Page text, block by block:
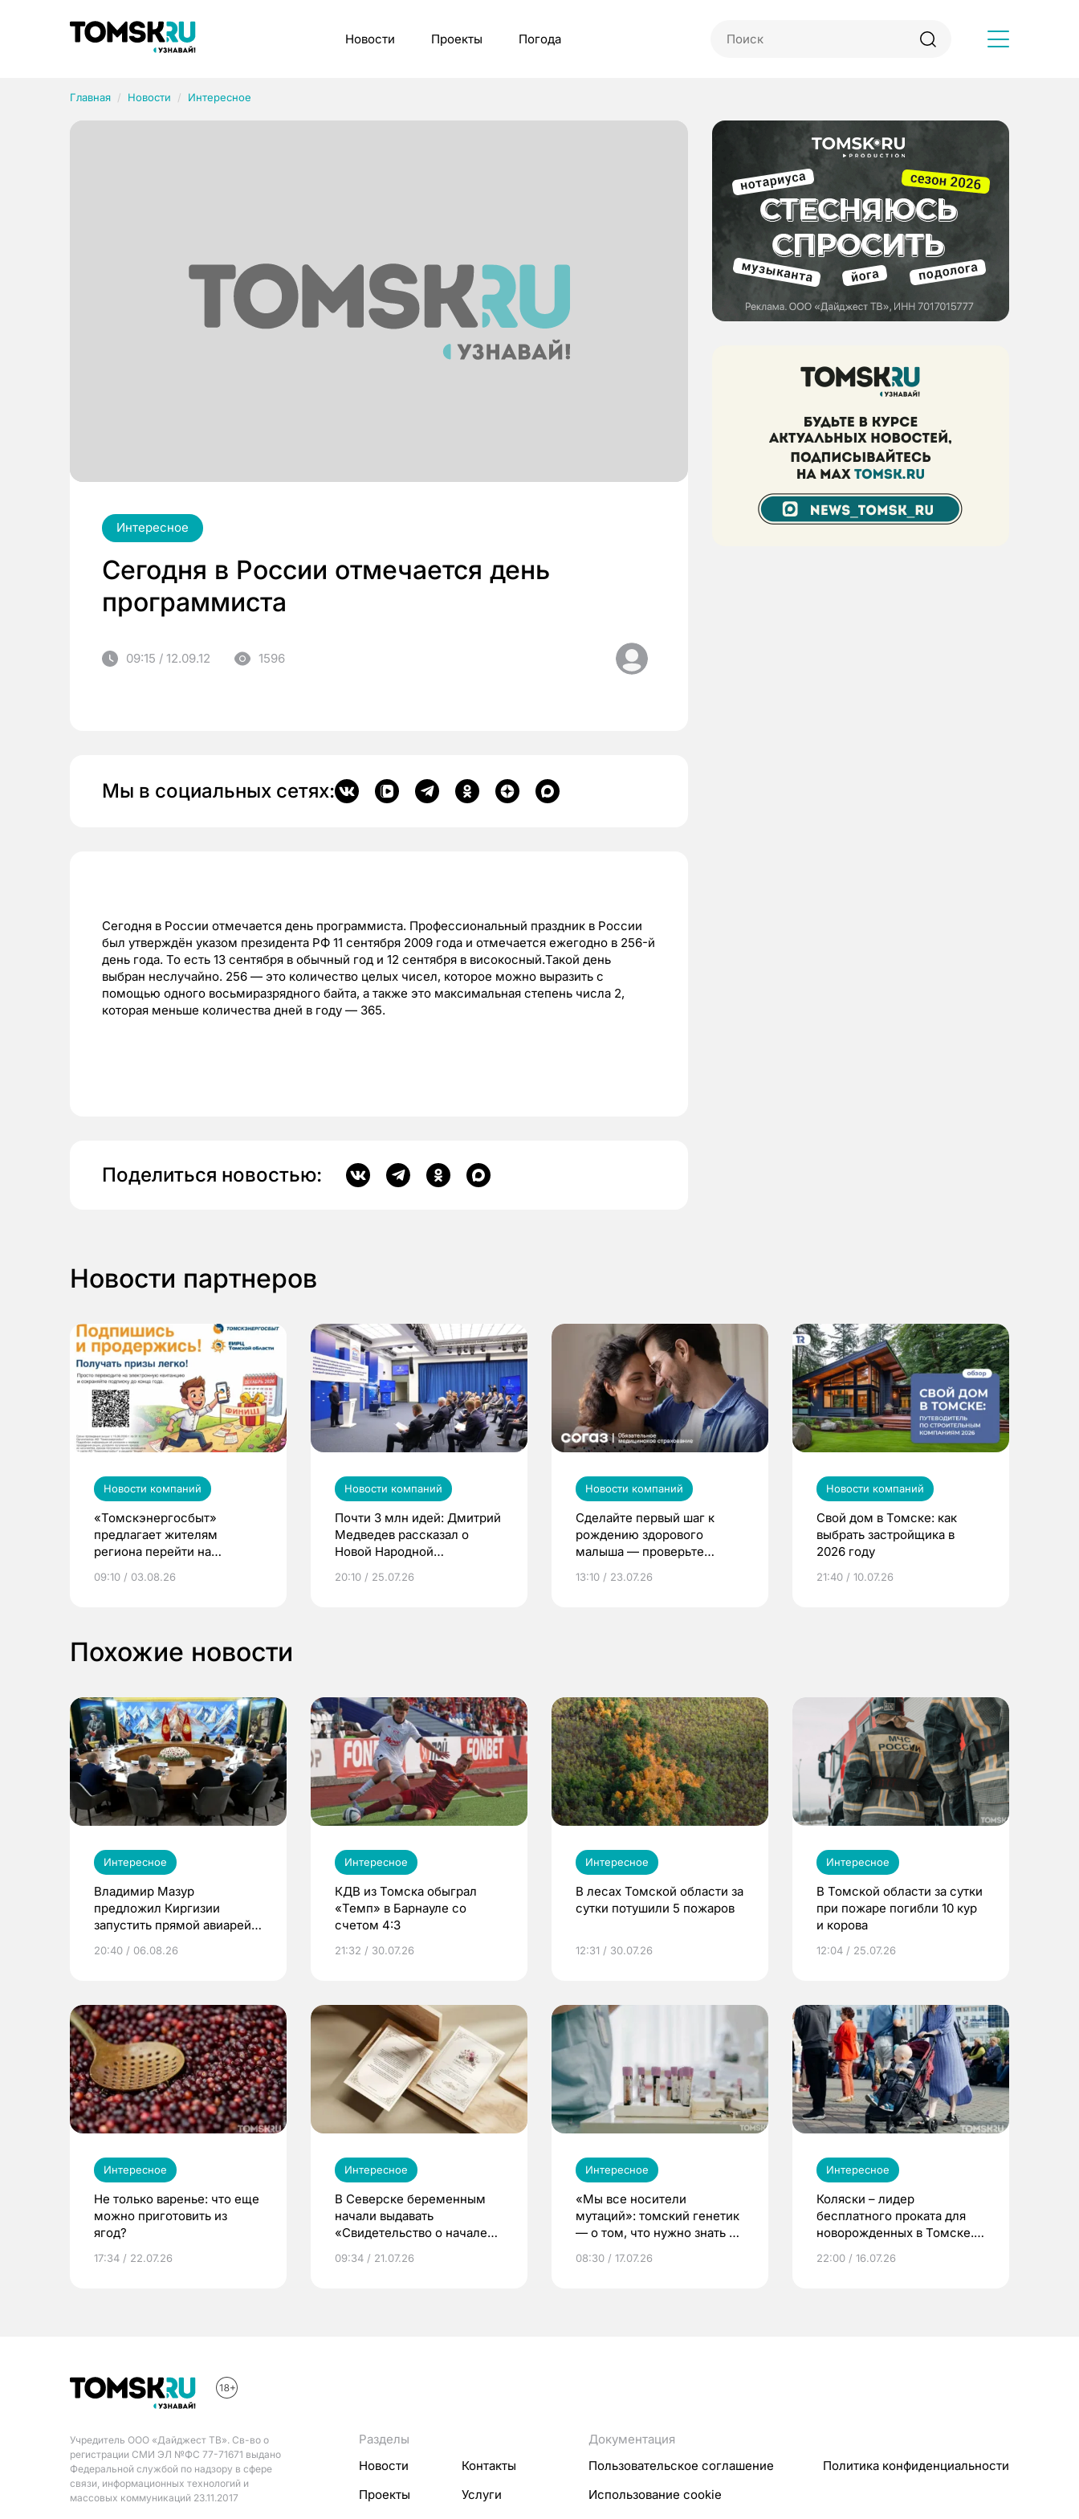
Новости Проекты Погода
Главная Новости Интересное
Интересное
Сегодня в России отмечается день
программиста
09:15 / 12.09.12 1596
Мы в социальных сетях:
Сегодня в России отмечается день программиста. Профессиональный праздник в России
был утверждён указом президента РФ 11 сентября 2009 года и отмечается ежегодно в 256-й
день года. То есть 13 сентября в обычный год и 12 сентября в високосный.Такой день
выбран неслучайно. 256 — это количество целых чисел, которое можно выразить с
помощью одного восьмиразрядного байта, а также это максимальная степень числа 2,
которая меньше количества дней в году — 365.
Поделиться новостью:
Новости партнеров
Новости компаний
«Томскэнергосбыт»
предлагает жителям
региона перейти на
выиграть призы
09:10 / 03.08.26
Новости компаний
Почти 3 млн идей: Дмитрий
Медведев рассказал о
Новой Народной
20:10 / 25.07.26
Новости компаний
Сделайте первый шаг к
рождению здорового
малыша — проверьте
по ОМС!
13:10 / 23.07.26
Новости компаний
Свой дом в Томске: как
выбрать застройщика в
2026 году
21:40 / 10.07.26
Похожие новости
Интересное
Владимир Мазур
предложил Киргизии
запустить прямой авиарейс
20:40 / 06.08.26
Интересное
КДВ из Томска обыграл
«Темп» в Барнауле со
счетом 4:3
21:32 / 30.07.26
Интересное
В лесах Томской области за
сутки потушили 5 пожаров
12:31 / 30.07.26
Интересное
В Томской области за сутки
при пожаре погибли 10 кур
и корова
12:04 / 25.07.26
Интересное
Не только варенье: что еще
можно приготовить из
ягод?
17:34 / 22.07.26
Интересное
В Северске беременным
начали выдавать
«Свидетельство о начале
09:34 / 21.07.26
Интересное
«Мы все носители
мутаций»: томский генетик
— о том, что нужно знать до
08:30 / 17.07.26
Интересное
Коляски – лидер
бесплатного проката для
новорожденных в Томске.
22:00 / 16.07.26
Учредитель ООО «Дайджест ТВ». Св-во о
регистрации СМИ ЭЛ №ФС 77-71671 выдано
Федеральной службой по надзору в сфере
связи, информационных технологий и
массовых коммуникаций 23.11.2017
Разделы
Новости
Контакты
Проекты
Услуги
Документация
Пользовательское соглашение
Политика конфиденциальности
Использование cookie
Рубрики